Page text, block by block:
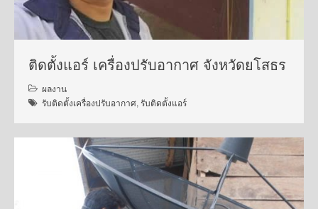
ติดตั้งแอร์ เครื่องปรับอากาศ จังหวัดยโสธร
ผลงาน
รับติดตั้งเครื่องปรับอากาศ, รับติดตั้งแอร์